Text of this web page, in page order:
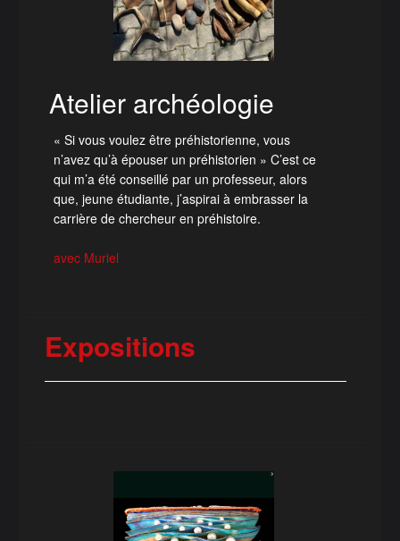
Atelier archéologie
« Si vous voulez être préhistorienne, vous
n’avez qu’à épouser un préhistorien » C’est ce
qui m’a été conseillé par un professeur, alors
que, jeune étudiante, j’aspirai à embrasser la
carrière de chercheur en préhistoire.
avec Muriel
Expositions